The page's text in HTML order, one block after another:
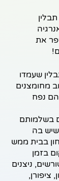
את
שעמדו
מחומצנים
נפח
בשלמותם
שיש בה
בבית ממש
בזמן
ניצנים
ציפורן,